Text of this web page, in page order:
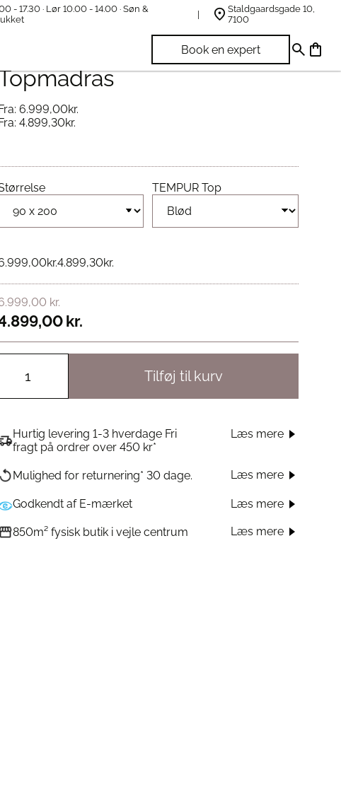
- 17.30 · Lør 10.00 - 14.00 · Søn &
Staldgaardsgade 10,
7100
Book en expert
TEMPUR® Topper 5
6.999,00kr.
4.899,30kr.
TEMPUR Top
kr.4.899,30kr.
kr.
kr.
Tilføj til kurv
Hurtig levering 1-3 hverdage Fri
fragt på ordrer over 450 kr*
Læs mere
Mulighed for returnering* 30 dage. Læs mere
Godkendt af E-mærket Læs mere
850m² fysisk butik i vejle centrum
Læs mere